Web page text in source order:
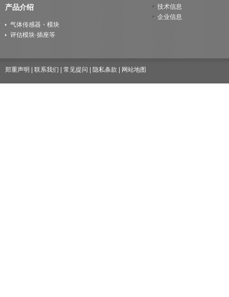
产品介绍
气体传感器・模块
评估模块·插座等
技术信息
企业信息
郑重声明 联系我们 常见提问 隐私条款 网站地图